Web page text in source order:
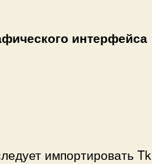
интерфейса
импортировать